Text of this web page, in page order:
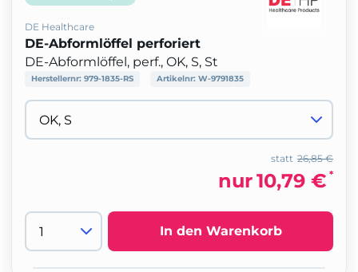
DE Healthcare
DE-Abformlöffel perforiert
DE-Abformlöffel, perf., OK, S, St
Herstellernr: 979-1835-RS Artikelnr: W-9791835
26,85 €
statt
nur10,79 € *
In den Warenkorb